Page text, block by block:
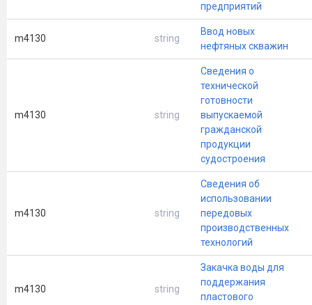
предприятий
m4130 string
Ввод новых
нефтяных скважин
m4130 string
Сведения о
технической
готовности
выпускаемой
гражданской
продукции
судостроения
m4130 string
Сведения об
использовании
передовых
производственных
технологий
m4130 string
Закачка воды для
поддержания
пластового